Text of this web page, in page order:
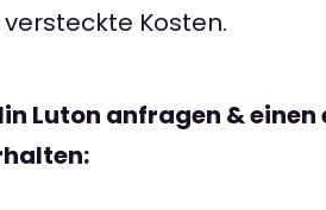
Kosten.
Luton anfragen & einen